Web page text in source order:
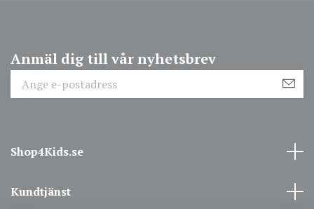
Anmäl dig till vår nyhetsbrev
Shop4Kids.se
Kundtjänst